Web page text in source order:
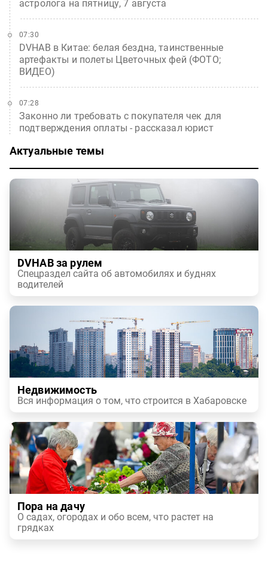
астролога на пятницу, 7 августа
DVHAB в Китае: белая бездна, таинственные
артефакты и полеты Цветочных фей (ФОТО;
ВИДЕО)
07:30
Законно ли требовать с покупателя чек для
подтверждения оплаты - рассказал юрист
07:28
Актуальные темы
DVHAB за рулем
Спецраздел сайта об автомобилях и буднях
водителей
Недвижимость
Вся информация о том, что строится в Хабаровске
Пора на дачу
О садах, огородах и обо всем, что растет на
грядках